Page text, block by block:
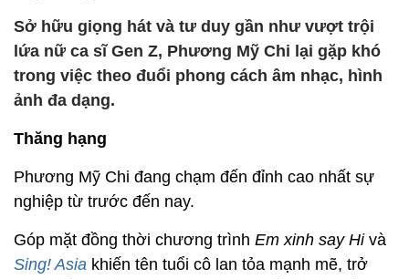
Sở hữu giọng hát và tư duy gần như vượt trội
lứa nữ ca sĩ Gen Z, Phương Mỹ Chi lại gặp khó
trong việc theo đuổi phong cách âm nhạc, hình
ảnh đa dạng.
Thăng hạng
Phương Mỹ Chi đang chạm đến đỉnh cao nhất sự
nghiệp từ trước đến nay.
Góp mặt đồng thời chương trình Em xinh say Hivà
Sing! Asia khiến tên tuổi cô lan tỏa mạnh mẽ, trở